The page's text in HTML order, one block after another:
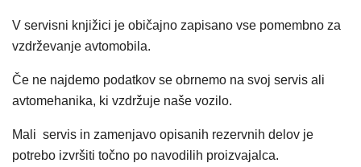
V servisni knjižici je običajno zapisano vse pomembno za
vzdrževanje avtomobila.
Če ne najdemo podatkov se obrnemo na svoj servis ali
avtomehanika, ki vzdržuje naše vozilo.
Mali servis in zamenjavo opisanih rezervnih delov je
potrebo izvršiti točno po navodilih proizvajalca.